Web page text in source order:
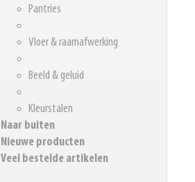
Pantries
Vloer & raamafwerking
Beeld & geluid
Kleurstalen
Naar buiten
Nieuwe producten
Veel bestelde artikelen